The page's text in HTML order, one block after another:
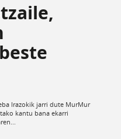
Irazokik jarri dute MurMur
kantu bana ekarri